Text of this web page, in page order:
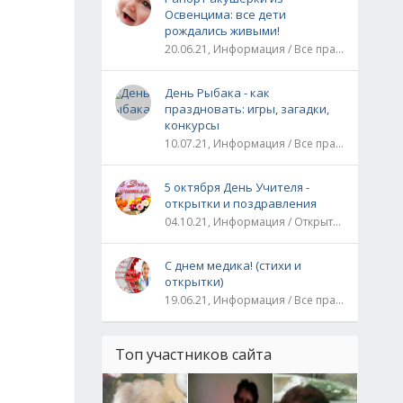
Освенцима: все дети
рождались живыми!
20.06.21, Информация / Все праздники / Рассказы и истории
День Рыбака - как
праздновать: игры, загадки,
конкурсы
10.07.21, Информация / Все праздники
5 октября День Учителя -
открытки и поздравления
04.10.21, Информация / Открытки / Все праздники
С днем медика! (стихи и
открытки)
19.06.21, Информация / Все праздники
Топ участников сайта